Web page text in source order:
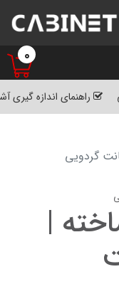
0
راهنمای اندازه گیری
|